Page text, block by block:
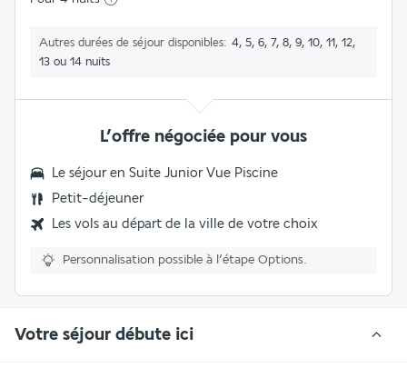
Autres durées de séjour disponibles
4, 5, 6, 7, 8, 9, 10, 11, 12,
13 ou 14 nuits
L’offre négociée pour vous
Le séjour en Suite Junior Vue Piscine
Petit-déjeuner
Les vols au départ de la ville de votre choix
Personnalisation possible à l’étape Options.
Votre séjour débute ici